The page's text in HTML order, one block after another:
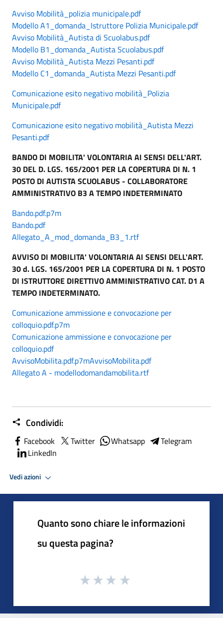
Avviso Mobilità_polizia municipale.pdf
Modello A1_domanda_Istruttore Polizia Municipale.pdf
Avviso Mobilità_Autista di Scuolabus.pdf
Modello B1_domanda_Autista Scuolabus.pdf
Avviso Mobilità_Autista Mezzi Pesanti.pdf
Modello C1_domanda_Autista Mezzi Pesanti.pdf
Comunicazione esito negativo mobilità_Polizia
Municipale.pdf
Comunicazione esito negativo mobilità_Autista Mezzi
Pesanti.pdf
BANDO DI MOBILITA' VOLONTARIA AI SENSI DELL'ART.
30 DEL D. LGS. 165/2001 PER LA COPERTURA DI N. 1
POSTO DI AUTISTA SCUOLABUS - COLLABORATORE
AMMINISTRATIVO B3 A TEMPO INDETERMINATO
Bando.pdf.p7m
Bando.pdf
Allegato_A_mod_domanda_B3_1.rtf
AVVISO DI MOBILITA' VOLONTARIA AI SENSI DELL'ART.
30 d. LGS. 165/2001 PER LA COPERTURA DI N. 1 POSTO
DI ISTRUTTORE DIRETTIVO AMMINISTRATIVO CAT. D1 A
TEMPO INDETERMINATO.
Comunicazione ammissione e convocazione per
colloquio.pdf.p7m
Comunicazione ammissione e convocazione per
colloquio.pdf
AvvisoMobilita.pdf.p7mAvvisoMobilita.pdf
Allegato A - modellodomandamobilita.rtf
Condividi:
Facebook Twitter Whatsapp
Telegram
LinkedIn
Vedi azioni
Quanto sono chiare le informazioni
su questa pagina?